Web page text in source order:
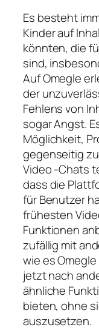
Es besteht
Kinder auf
könnten, die
sind,
Auf Omegle
der
Fehlens von
sogar Angst.
Möglichkeit,
gegenseitig
Video -Chats
dass die
für Benutzer
frühesten
Funktionen
zufällig mit
wie es
jetzt nach
ähnliche
bieten, ohne
auszusetzen.